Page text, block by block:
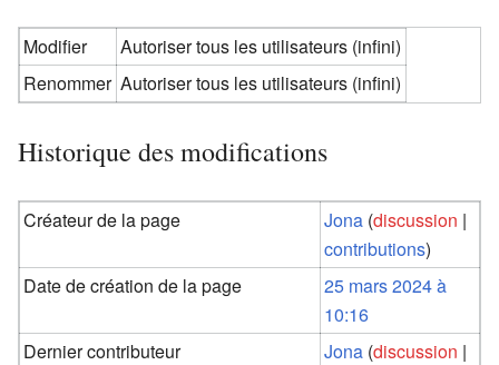
Modifier
Autoriser tous les utilisateurs (infini)
Renommer Autoriser tous les utilisateurs (infini)
Historique des modifications
Créateur de la page Jona (discussion |
contributions)
Date de création de la page
25 mars 2024 à
10:16
Dernier contributeur
Jona (discussion |